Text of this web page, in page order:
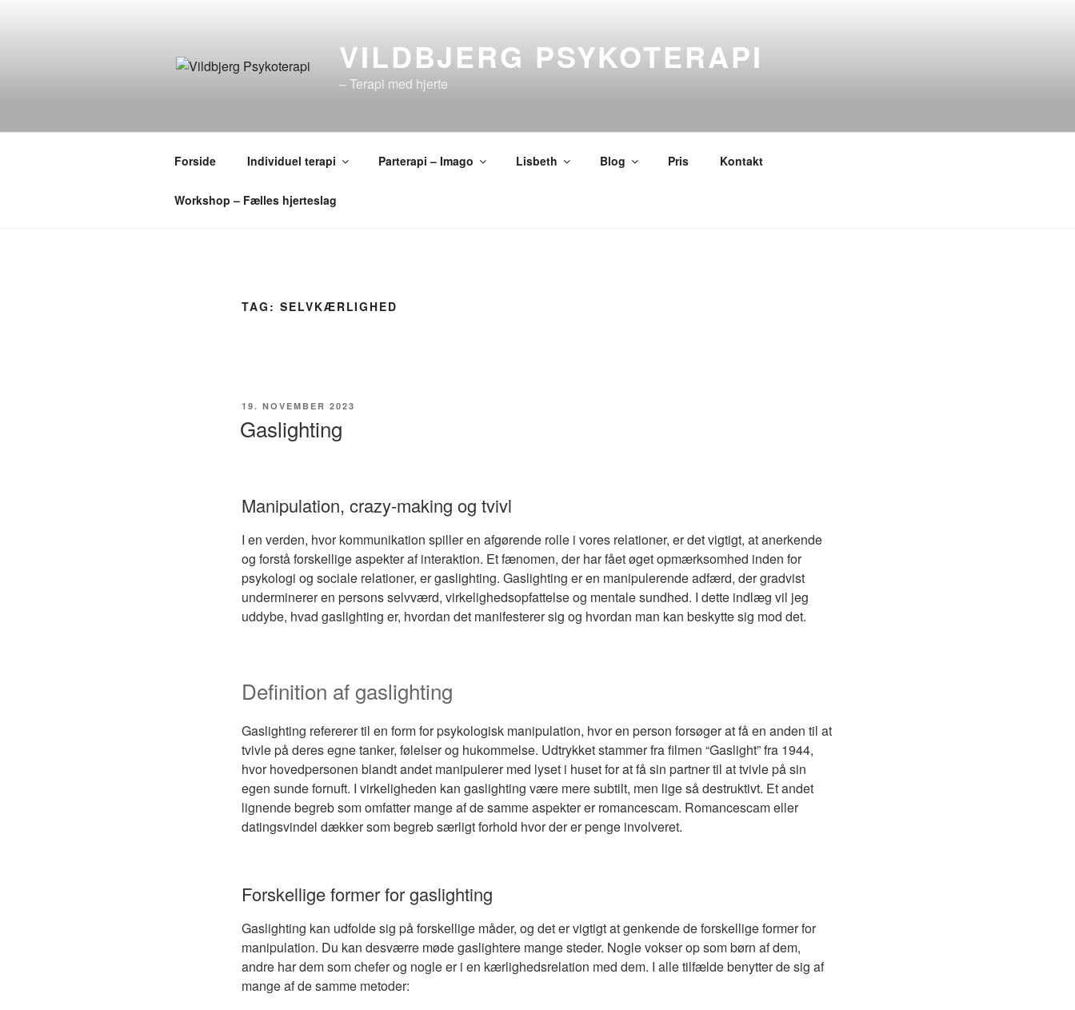
VILDBJERG PSYKOTERAPI
– Terapi med hjerte
Forside Individuel terapi Parterapi – Imago Lisbeth Blog Pris Kontakt
Workshop – Fælles hjerteslag
TAG: SELVKÆRLIGHED
UDGIVET
19. NOVEMBER 2023
Gaslighting
Manipulation, crazy-making og tvivl
I en verden, hvor kommunikation spiller en afgørende rolle i vores relationer, er det vigtigt, at anerkende
og forstå forskellige aspekter af interaktion. Et fænomen, der har fået øget opmærksomhed inden for
psykologi og sociale relationer, er gaslighting. Gaslighting er en manipulerende adfærd, der gradvist
underminerer en persons selvværd, virkelighedsopfattelse og mentale sundhed. I dette indlæg vil jeg
uddybe, hvad gaslighting er, hvordan det manifesterer sig og hvordan man kan beskytte sig mod det.
Definition af gaslighting
Gaslighting refererer til en form for psykologisk manipulation, hvor en person forsøger at få en anden til at
tvivle på deres egne tanker, følelser og hukommelse. Udtrykket stammer fra filmen “Gaslight” fra 1944,
hvor hovedpersonen blandt andet manipulerer med lyset i huset for at få sin partner til at tvivle på sin
egen sunde fornuft. I virkeligheden kan gaslighting være mere subtilt, men lige så destruktivt. Et andet
lignende begreb som omfatter mange af de samme aspekter er romancescam. Romancescam eller
datingsvindel dækker som begreb særligt forhold hvor der er penge involveret.
Forskellige former for gaslighting
Gaslighting kan udfolde sig på forskellige måder, og det er vigtigt at genkende de forskellige former for
manipulation. Du kan desværre møde gaslightere mange steder. Nogle vokser op som børn af dem,
andre har dem som chefer og nogle er i en kærlighedsrelation med dem. I alle tilfælde benytter de sig af
mange af de samme metoder: